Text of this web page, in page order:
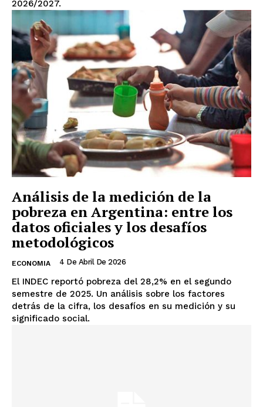
2026/2027.
Análisis de la medición de la
pobreza en Argentina: entre los
datos oficiales y los desafíos
metodológicos
ECONOMIA 4 De Abril De 2026
El INDEC reportó pobreza del 28,2% en el segundo
semestre de 2025. Un análisis sobre los factores
detrás de la cifra, los desafíos en su medición y su
significado social.